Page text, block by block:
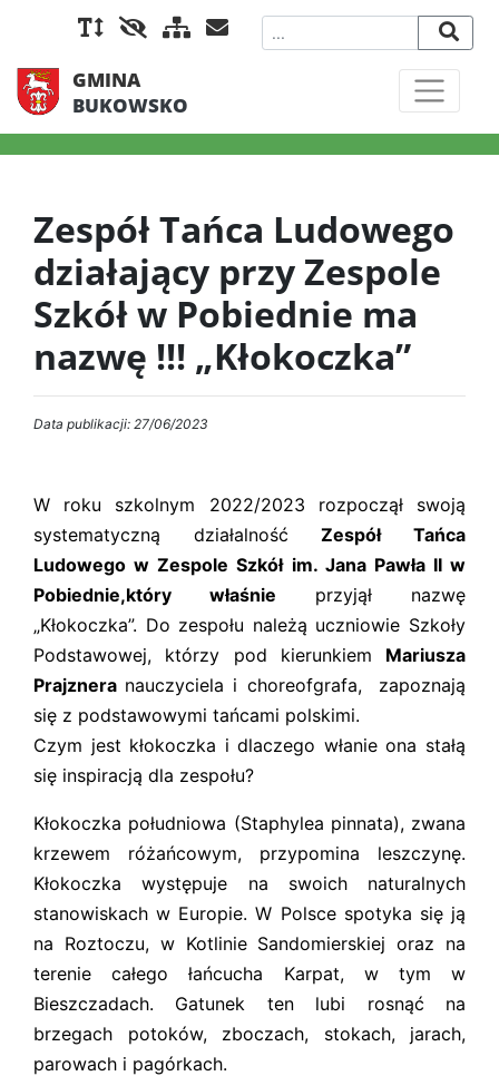
GMINA
BUKOWSKO
Zespół Tańca Ludowego
działający przy Zespole
Szkół w Pobiednie ma
nazwę !!! „Kłokoczka”
Data publikacji: 27/06/2023
W roku szkolnym 2022/2023 rozpoczął swoją
systematyczną działalność Zespół Tańca
Ludowego w Zespole Szkół im. Jana Pawła II w
Pobiednie,który właśnie przyjął nazwę
„Kłokoczka”. Do zespołu należą uczniowie Szkoły
Podstawowej, którzy pod kierunkiem Mariusza
Prajznera nauczyciela i choreofgrafa,
zapoznają
się z podstawowymi tańcami polskimi.
Czym jest kłokoczka i dlaczego włanie ona stałą
się inspiracją dla zespołu?
Kłokoczka południowa (Staphylea pinnata), zwana
krzewem różańcowym, przypomina leszczynę.
Kłokoczka występuje na swoich naturalnych
stanowiskach w Europie. W Polsce spotyka się ją
na Roztoczu, w Kotlinie Sandomierskiej oraz na
terenie całego łańcucha Karpat, w tym w
Bieszczadach. Gatunek ten lubi rosnąć na
brzegach potoków, zboczach, stokach, jarach,
parowach i pagórkach.